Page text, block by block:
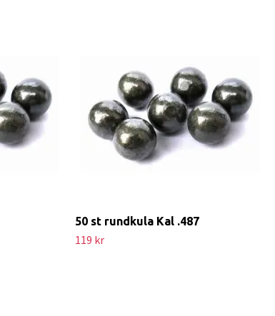
50 st rundkula Kal .487
119 kr